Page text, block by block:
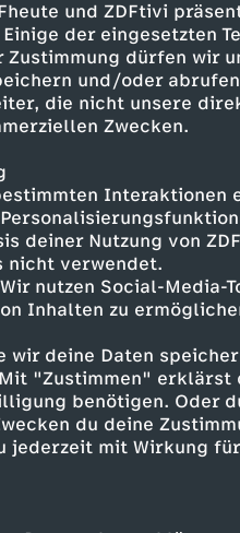
und ZDFtivi
der eingesetzten
dürfen wir
und/oder
die nicht unsere
Zwecken.
Interaktionen
deiner Nutzung von
nicht verwendet.
nutzen Social-Media-
Inhalten zu
wir deine Daten
"Zustimmen" erklärst
benötigen. Oder
du deine
jederzeit mit Wirkung
phoenix vor ort